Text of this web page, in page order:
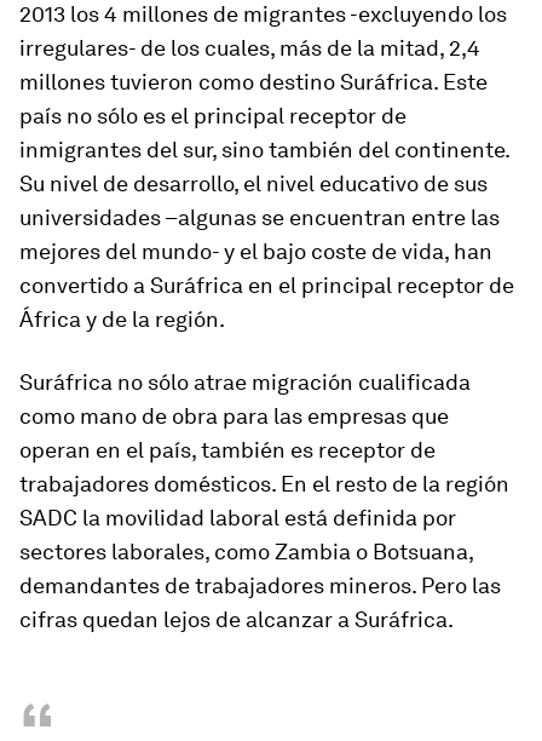
2013 los 4 millones de migrantes -excluyendo los
irregulares- de los cuales, más de la mitad, 2,4
millones tuvieron como destino Suráfrica. Este
país no sólo es el principal receptor de
inmigrantes del sur, sino también del continente.
Su nivel de desarrollo, el nivel educativo de sus
universidades –algunas se encuentran entre las
mejores del mundo- y el bajo coste de vida, han
convertido a Suráfrica en el principal receptor de
África y de la región.
Suráfrica no sólo atrae migración cualificada
como mano de obra para las empresas que
operan en el país, también es receptor de
trabajadores domésticos. En el resto de la región
SADC la movilidad laboral está definida por
sectores laborales, como Zambia o Botsuana,
demandantes de trabajadores mineros. Pero las
cifras quedan lejos de alcanzar a Suráfrica.